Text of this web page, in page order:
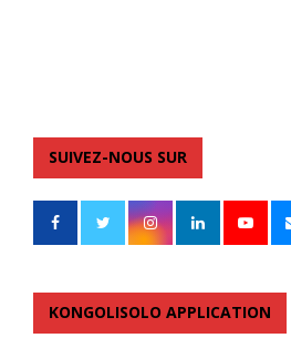
SUIVEZ-NOUS SUR
KONGOLISOLO APPLICATION